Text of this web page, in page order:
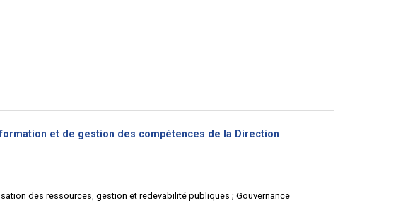
et de gestion des compétences de la Direction
des ressources, gestion et redevabilité publiques ; Gouvernance